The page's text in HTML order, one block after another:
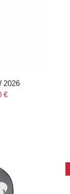
2026
€